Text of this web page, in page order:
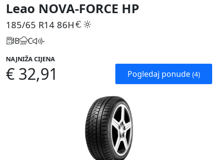
Leao NOVA-FORCE HP
185/65 R14 86H
B C -
NAJNIŽA CIJENA
€ 32,91 Pogledaj ponude (4)